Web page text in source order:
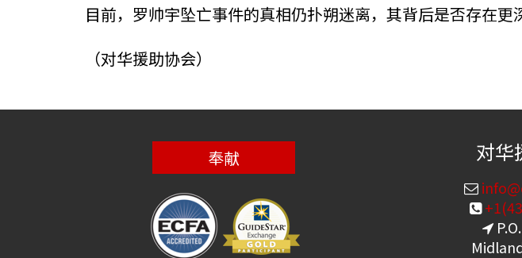
目前，罗帅宇坠亡事件的真相仍扑朔迷离，其背后是否存在更
（对华援助协会）
奉献 对华